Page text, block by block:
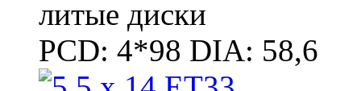
литые диски
PCD: 4*98 DIA: 58,6